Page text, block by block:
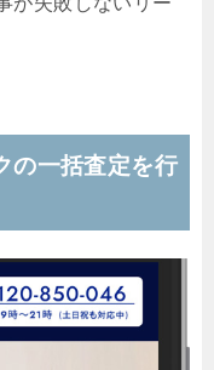
の一括査定を行